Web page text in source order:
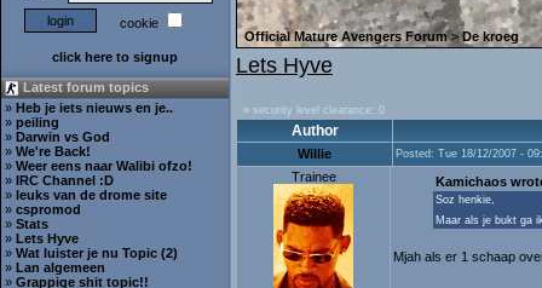
cookie
click here to signup
Latest forum topics
» Heb je iets nieuws en je..
» peiling
» Darwin vs God
» We're Back!
» Weer eens naar Walibi ofzo!
» IRC Channel :D
» leuks van de drome site
» cspromod
» Stats
» Lets Hyve
» Wat luister je nu Topic (2)
» Lan algemeen
» Grappige shit topic!!
Official Mature Avengers Forum>De kroeg
Lets Hyve
» security level clearance: 0
Author
Willie Posted: Tue 18/12/2007 -
Trainee Kamichaos
Soz henkie,
Maar als je bukt ga
Mjah als er 1 schaap